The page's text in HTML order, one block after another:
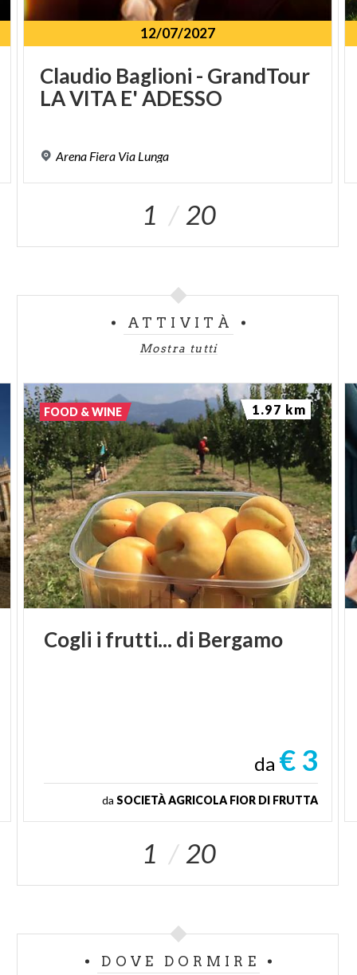
12/07/2027
Claudio Baglioni - GrandTour
LAVITA E'ADESSO
Arena Fiera Via Lunga
1 20
ATTIVITÀ
Mostra tutti
Cogli i frutti... di Bergamo
da € 3
da SOCIETÀ AGRICOLA FIOR DI FRUTTA
FOOD & WINE 1.97 km
1 20
DOVE DORMIRE